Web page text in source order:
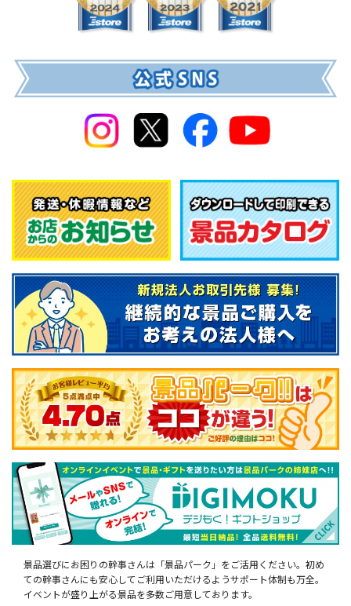
景品選びにお困りの幹事さんは「景品パーク」をご活用ください。初め
ての幹事さんにも安心してご利用いただけるようサポート体制も万全。
イベントが盛り上がる景品を多数ご用意しております。